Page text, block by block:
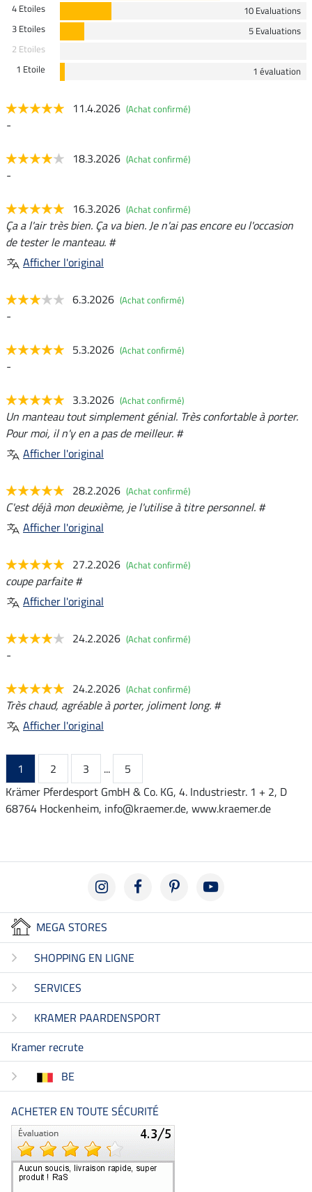
4 Etoiles
10 Evaluations
3 Etoiles
5 Evaluations
2 Etoiles
1 Etoile
1 évaluation
11.4.2026 (Achat confirmé)
-
18.3.2026 (Achat confirmé)
-
16.3.2026 (Achat confirmé)
Ça a l'air très bien. Ça va bien. Je n'ai pas encore eu l'occasion
de tester le manteau. #
Afficher l'original
6.3.2026 (Achat confirmé)
-
5.3.2026 (Achat confirmé)
-
3.3.2026 (Achat confirmé)
Un manteau tout simplement génial. Très confortable à porter.
Pour moi, il n'y en a pas de meilleur. #
Afficher l'original
28.2.2026 (Achat confirmé)
C'est déjà mon deuxième, je l'utilise à titre personnel. #
Afficher l'original
27.2.2026 (Achat confirmé)
coupe parfaite #
Afficher l'original
24.2.2026 (Achat confirmé)
-
24.2.2026 (Achat confirmé)
Très chaud, agréable à porter, joliment long. #
Afficher l'original
1 2 3 ...
5
Krämer Pferdesport GmbH & Co. KG, 4. Industriestr. 1 + 2, D
68764 Hockenheim, info@kraemer.de, www.kraemer.de
MEGA STORES
SHOPPING EN LIGNE
SERVICES
KRAMER PAARDENSPORT
Kramer recrute
BE
ACHETER EN TOUTE SÉCURITÉ